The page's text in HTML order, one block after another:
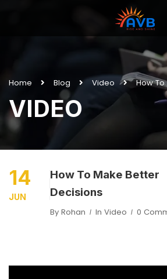
Home Blog Video How
VIDEO
14
JUN
How To Make Better
Decisions
By Rohan In Video 0